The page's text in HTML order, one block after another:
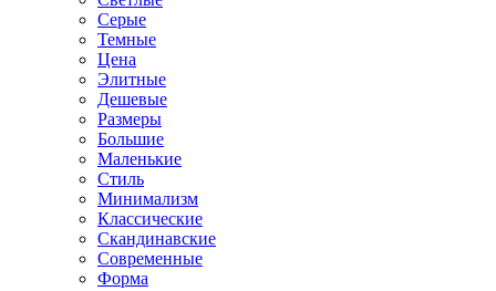
Серые
Темные
Цена
Элитные
Дешевые
Размеры
Большие
Маленькие
Стиль
Минимализм
Классические
Скандинавские
Современные
Форма